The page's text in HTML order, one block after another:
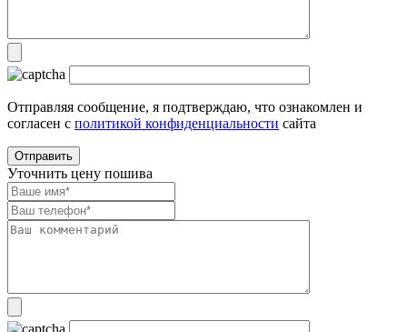
Отправляя сообщение, я подтверждаю, что ознакомлен и
согласен с политикой конфиденциальности сайта
Уточнить цену пошива